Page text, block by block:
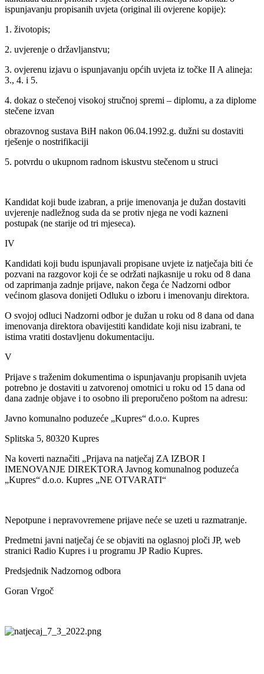
ispunjavanju propisanih uvjeta (original ili ovjerene kopije):
1. životopis;
2. uvjerenje o državljanstvu;
3. ovjerenu izjavu o ispunjavanju općih uvjeta iz točke II A alineja:
3., 4. i 5.
4. dokaz o stečenoj visokoj stručnoj spremi – diplomu, a za diplome
stečene izvan
obrazovnog sustava BiH nakon 06.04.1992.g. dužni su dostaviti
rješenje o nostrifikaciji
5. potvrdu o ukupnom radnom iskustvu stečenom u struci
Kandidat koji bude izabran, a prije imenovanja je dužan dostaviti
uvjerenje nadležnog suda da se protiv njega ne vodi kazneni
postupak (ne starije od tri mjeseca).
IV
Kandidati koji budu ispunjavali propisane uvjete iz natječaja biti će
pozvani na razgovor koji će se održati najkasnije u roku od 8 dana
od zaprimanja zadnje prijave, nakon čega će Nadzorni odbor
većinom glasova donijeti Odluku o izboru i imenovanju direktora.
O svojoj odluci Nadzorni odbor je dužan u roku od 8 dana od dana
imenovanja direktora obavijestiti kandidate koji nisu izabrani, te
istima vratiti dostavljenu dokumentaciju.
V
Prijave s traženim dokumentima o ispunjavanju propisanih uvjeta
potrebno je dostaviti u zatvorenoj omotnici u roku od 15 dana od
dana zadnje objave i to osobno ili preporučeno poštom na adresu:
Javno komunalno poduzeće „Kupres“ d.o.o. Kupres
Splitska 5, 80320 Kupres
Na koverti naznačiti „Prijava na natječaj ZA IZBOR I
IMENOVANJE DIREKTORA Javnog komunalnog poduzeća
„Kupres“ d.o.o. Kupres „NE OTVARATI“
Nepotpune i nepravovremene prijave neće se uzeti u razmatranje.
Predmetni javni natječaj će se objaviti na oglasnoj ploči JP, web
stranici Radio Kupres i u programu JP Radio Kupres.
Predsjednik Nadzornog odbora
Goran Vrgoč